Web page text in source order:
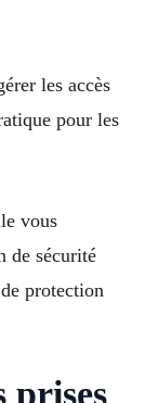
les accès
pour les
vous
de sécurité
protection
prises